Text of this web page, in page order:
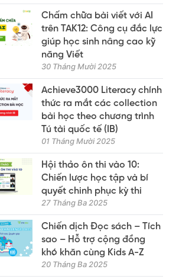
Chấm chữa bài viết với AI
trên TAK12: Công cụ đắc lực
giúp học sinh nâng cao kỹ
năng Viết
30 Tháng Mười 2025
Achieve3000 Literacy chính
thức ra mắt các collection
bài học theo chương trình
Tú tài quốc tế (IB)
01 Tháng Mười 2025
Hội thảo ôn thi vào 10:
Chiến lược học tập và bí
quyết chinh phục kỳ thi
27 Tháng Ba 2025
Chiến dịch Đọc sách – Tích
sao – Hỗ trợ cộng đồng
khó khăn cùng Kids A-Z
20 Tháng Ba 2025